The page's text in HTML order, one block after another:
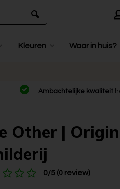
Kleuren Waar in huis?
Ambachtelijke kwaliteit
Other |
0/5 (0 review)